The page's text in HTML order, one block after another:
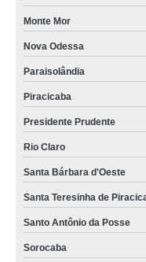
Monte Mor
Nova Odessa
Paraisolândia
Piracicaba
Presidente Prudente
Rio Claro
Santa Bárbara d'Oeste
Santa Teresinha de
Santo Antônio da Posse
Sorocaba